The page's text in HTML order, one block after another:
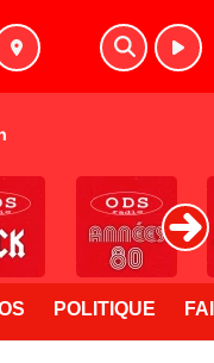
POLITIQUE